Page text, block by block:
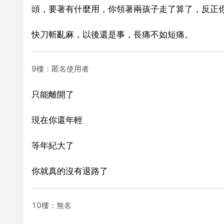
頭，要著有什麼用，你領著兩孩子走了算了，反正
快刀斬亂麻，以後還是事，長痛不如短痛。
9樓：匿名使用者
只能離開了
現在你還年輕
等年紀大了
你就真的沒有退路了
10樓：無名